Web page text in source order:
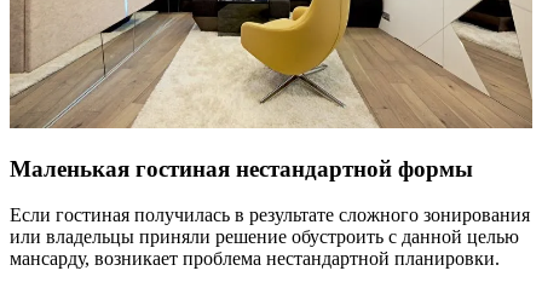
Маленькая гостиная нестандартной формы
Если гостиная получилась в результате сложного зонирования
или владельцы приняли решение обустроить с данной целью
мансарду, возникает проблема нестандартной планировки.